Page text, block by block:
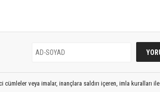
cümleler veya imalar, inançlara saldırı içeren, imla kuralları ile